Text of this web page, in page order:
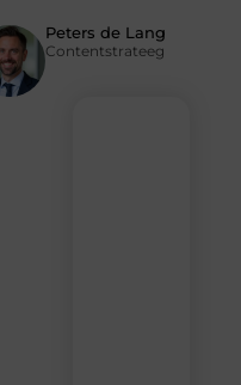
Peters de Lang
Contentstrateeg